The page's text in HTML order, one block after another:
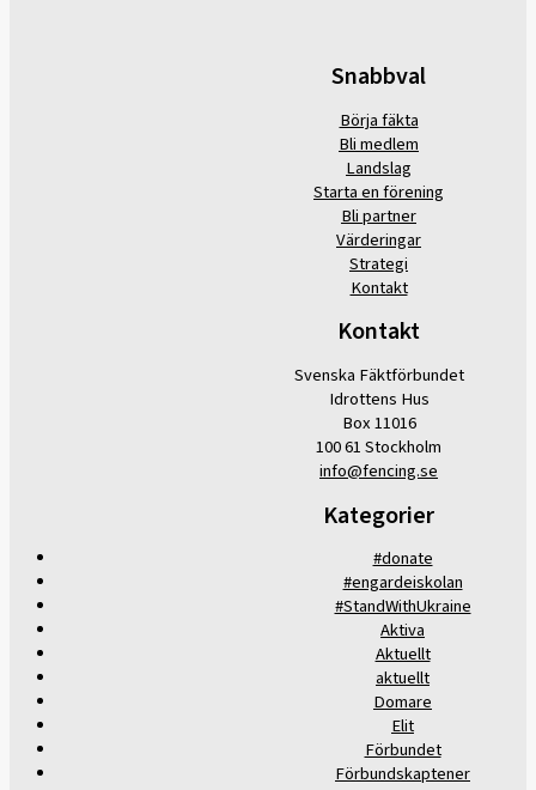
Snabbval
Börja fäkta
Bli medlem
Landslag
Starta en förening
Bli partner
Värderingar
Strategi
Kontakt
Kontakt
Svenska Fäktförbundet
Idrottens Hus
Box 11016
100 61 Stockholm
info@fencing.se
Kategorier
#donate
#engardeiskolan
#StandWithUkraine
Aktiva
Aktuellt
aktuellt
Domare
Elit
Förbundet
Förbundskaptener